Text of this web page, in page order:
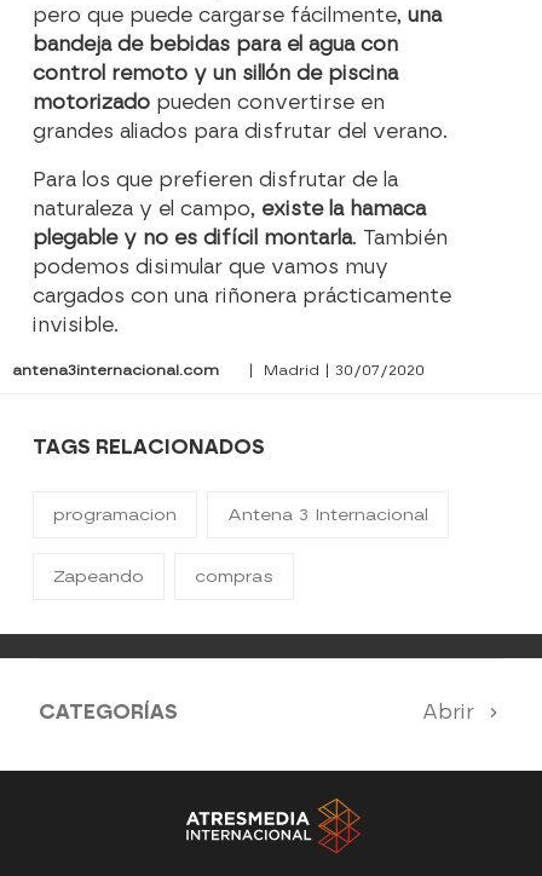
pero que puede cargarse fácilmente,una
bandeja de bebidas para el agua con
control remoto y un sillón de piscina
motorizado pueden convertirse en
grandes aliados para disfrutar del verano.
Para los que prefieren disfrutar de la
naturaleza y el campo, existe la hamaca
plegable y no es difícil montarla. También
podemos disimular que vamos muy
cargados con una riñonera prácticamente
invisible.
antena3internacional.com | Madrid | 30/07/2020
TAGS RELACIONADOS
programacion Antena 3 Internacional
Zapeando compras
CATEGORÍAS Abrir
Antena 3 Noticias El Hormiguero
Tu cara me suena Pasapalabra